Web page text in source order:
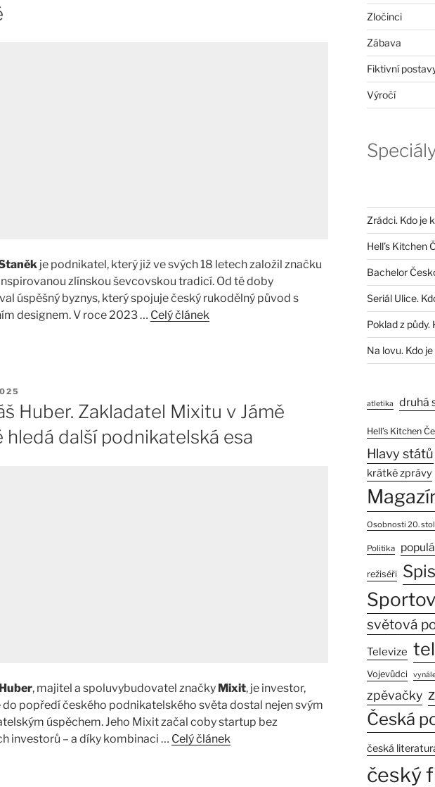
je podnikatel, který již ve svých 18 letech založil značku
zlínskou ševcovskou tradicí. Od té doby
úspěšný byznys, který spojuje český rukodělný původ s
designem. V roce 2023 … Celý článek
Huber. Zakladatel Mixitu v Jámě
hledá další podnikatelská esa
, majitel a spoluvybudovatel značky Mixit, je investor,
do popředí českého podnikatelského světa dostal nejen svým
úspěchem. Jeho Mixit začal coby startup bez
investorů – a díky kombinaci … Celý článek
Zločinci
Zábava
Fiktivní
Výročí
Zrádci. Kdo je
Hell’s Kitchen
Bachelor
Seriál Ulice.
Poklad z půdy.
Na lovu. Kdo
atletika druhá
Hell’s Kitchen
Hlavy států
krátké zprávy
Osobnosti 20.
Politika
režiséři
světová
Televize
Vojevůdci
zpěvačky
Česká
česká
český